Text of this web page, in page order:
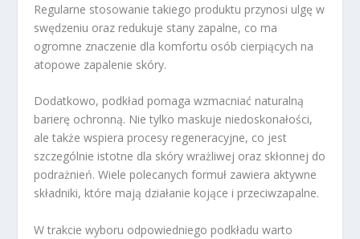
Regularne stosowanie takiego produktu przynosi ulgę w
swędzeniu oraz redukuje stany zapalne, co ma
ogromne znaczenie dla komfortu osób cierpiących na
atopowe zapalenie skóry.
Dodatkowo, podkład pomaga wzmacniać naturalną
barierę ochronną. Nie tylko maskuje niedoskonałości,
ale także wspiera procesy regeneracyjne, co jest
szczególnie istotne dla skóry wrażliwej oraz skłonnej do
podrażnień. Wiele polecanych formuł zawiera aktywne
składniki, które mają działanie kojące i przeciwzapalne.
W trakcie wyboru odpowiedniego podkładu warto